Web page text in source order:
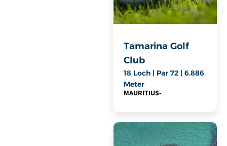
Tamarina Golf
Club
18 Loch | Par 72 | 6.886
Meter
MAURITIUS-